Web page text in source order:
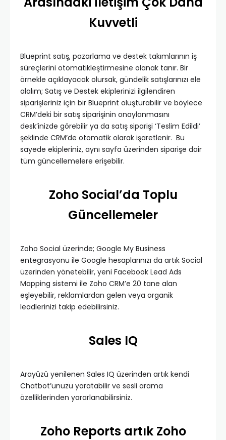
Kuvvetli
Blueprint satış, pazarlama ve destek takımlarının iş
süreçlerini otomatikleştirmesine olanak tanır. Bir
örnekle açıklayacak olursak, gündelik satışlarınızı ele
alalım; Satış ve Destek ekiplerinizi ilgilendiren
siparişleriniz için bir Blueprint oluşturabilir ve böylece
CRM’deki bir satış siparişinin onaylanmasını
desk’inizde görebilir ya da satış siparişi ‘Teslim Edildi’
şeklinde CRM’de otomatik olarak işaretlenir. Bu
sayede ekipleriniz, aynı sayfa üzerinden siparişe dair
tüm güncellemelere erişebilir.
Zoho Social’da Toplu
Güncellemeler
Zoho Social üzerinde; Google My Business
entegrasyonu ile Google hesaplarınızı da artık Social
üzerinden yönetebilir, yeni Facebook Lead Ads
Mapping sistemi ile Zoho CRM’e 20 tane alan
eşleyebilir, reklamlardan gelen veya organik
leadlerinizi takip edebilirsiniz.
Sales IQ
Arayüzü yenilenen Sales IQ üzerinden artık kendi
Chatbot’unuzu yaratabilir ve sesli arama
özelliklerinden yararlanabilirsiniz.
Zoho Reports artık Zoho